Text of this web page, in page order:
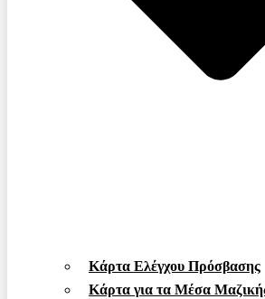
Κάρτα Ελέγχου Πρόσβασης
Κάρτα για τα Μέσα